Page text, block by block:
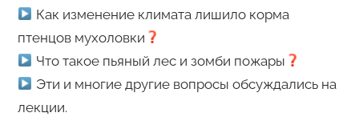
Как изменение климата лишило корма
птенцов мухоловки
Что такое пьяный лес и зомби пожары
Эти и многие другие вопросы обсуждались на
лекции.